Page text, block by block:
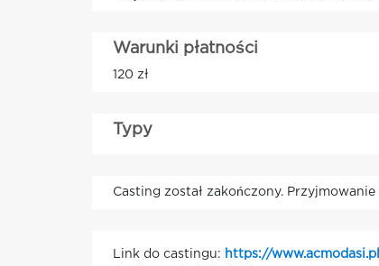
Warunki płatności
120 zł
Typy
Casting został zakończony.
Link do castingu: https://